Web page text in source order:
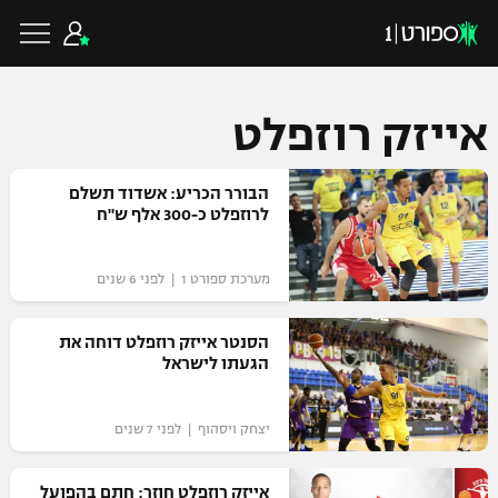
כדורגל ישראלי
ליגת העל
גביע הטוטו
ליגיונרים
גביע המדינה
כדורגל עולמי
ליגת האלופות
ליגה אירופית
ליגה אנגלית
כדורסל ישראלי
ליגת ווינר סל
ליגה לאומית
כדורסל עולמי
NBA
אייזק רוזפלט
הבורר הכריע: אשדוד תשלם
לרוזפלט כ-300 אלף ש"ח
מערכת ספורט 1 | לפני 6 שנים
הסנטר אייזק רוזפלט דוחה את
הגעתו לישראל
יצחק ויסהוף | לפני 7 שנים
אייזק רוזפלט חוזר: חתם בהפועל